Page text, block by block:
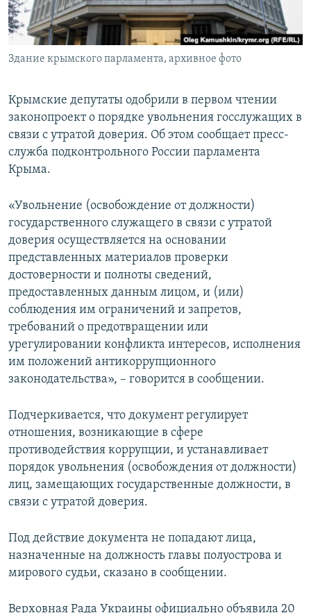
ПОБЕДИТЕЛЕЙ НЕ СУДЯТ?
КРЫМ.НЕПОКОРЕННЫЙ
ELIFBE
ПРИСОЕДИНЯЙТЕСЬ!
Все сайты RFE/RL
Здание крымского парламента, архивное фото
Крымские депутаты одобрили в первом чтении
законопроект о порядке увольнения госслужащих в
связи с утратой доверия. Об этом сообщает пресс-
служба подконтрольного России парламента
Крыма.
«Увольнение (освобождение от должности)
государственного служащего в связи с утратой
доверия осуществляется на основании
представленных материалов проверки
достоверности и полноты сведений,
предоставленных данным лицом, и (или)
соблюдения им ограничений и запретов,
требований о предотвращении или
урегулировании конфликта интересов, исполнения
им положений антикоррупционного
законодательства», – говорится в сообщении.
Подчеркивается, что документ регулирует
отношения, возникающие в сфере
противодействия коррупции, и устанавливает
порядок увольнения (освобождения от должности)
лиц, замещающих государственные должности, в
связи с утратой доверия.
Под действие документа не попадают лица,
назначенные на должность главы полуострова и
мирового судьи, сказано в сообщении.
Верховная Рада Украины официально объявила 20